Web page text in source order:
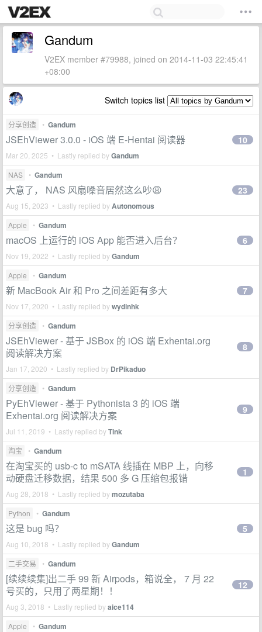
Gandum
V2EX member #79988, joined on 2014-11-03 22:45:41
+08:00
Switch topics list
分享创造 • Gandum
JSEhViewer 3.0.0 - iOS 端 E-Hentai 阅读器
Mar 20, 2025 • Lastly replied byGandum
10
NAS • Gandum
大意了， NAS 风扇噪音居然这么吵😩
Aug 15, 2023 • Lastly replied byAutonomous
23
Apple • Gandum
macOS 上运行的 iOS App 能否进入后台？
Nov 19, 2022 • Lastly replied byGandum
6
Apple • Gandum
新 MacBook Air 和 Pro 之间差距有多大
Nov 17, 2020 • Lastly replied bywydinhk
7
分享创造 • Gandum
JSEhViewer - 基于 JSBox 的 iOS 端 Exhentai.org
阅读解决方案
Jan 17, 2020 • Lastly replied by DrPikaduo
8
分享创造 • Gandum
PyEhViewer - 基于 Pythonista 3 的 iOS 端
Exhentai.org 阅读解决方案
Jul 11, 2019 • Lastly replied byTink
9
淘宝 • Gandum
在淘宝买的 usb-c to mSATA 线插在 MBP 上，向移
动硬盘迁移数据，结果 500 多 G 压缩包报错
Aug 28, 2018 • Lastly replied bymozutaba
1
Python • Gandum
这是 bug 吗？
Aug 10, 2018 • Lastly replied byGandum
5
二手交易 • Gandum
[续续续集]出二手 99 新 Airpods，箱说全， 7 月 22
号买的，只用了两星期！！
Aug 3, 2018 • Lastly replied byaice114
12
Apple • Gandum